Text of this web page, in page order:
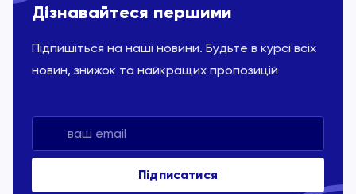
Дізнавайтеся першими
Підпишіться на наші новини. Будьте в курсі всіх
новин, знижок та найкращих пропозицій